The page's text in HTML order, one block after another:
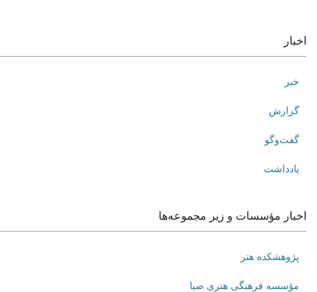
اخبار
خبر
گزارش
گفت‌وگو
یادداشت
اخبار مؤسسات و زیر مجموعه‌ها
پژوهشکده هنر
مؤسسه فرهنگی هنری صبا